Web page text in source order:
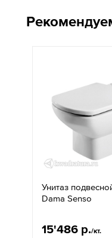
Унитаз
Dama Senso
15'486 р./кт.